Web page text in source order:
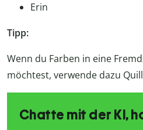
Erin
Tipp:
Wenn du Farben in eine
möchtest, verwende dazu
Chatte mit der KI,